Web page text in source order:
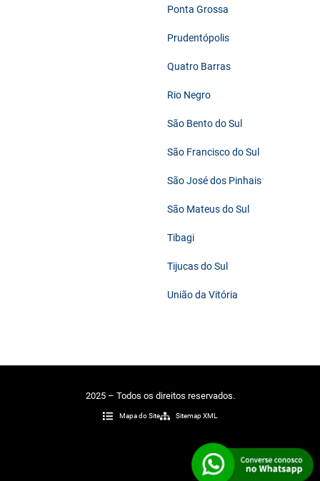
Ponta Grossa
Prudentópolis
Quatro Barras
Rio Negro
São Bento do Sul
São Francisco do Sul
São José dos Pinhais
São Mateus do Sul
Tibagi
Tijucas do Sul
União da Vitória
2025 – Todos os direitos reservados.
Mapa do Site Sitemap XML